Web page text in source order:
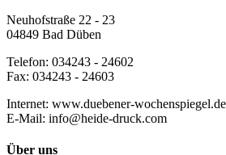
Neuhofstraße 22 - 23
04849 Bad Düben
Telefon: 034243 - 24602
Fax: 034243 - 24603
Internet: www.duebener-wochenspiegel.de
E-Mail: info@heide-druck.com
Über uns